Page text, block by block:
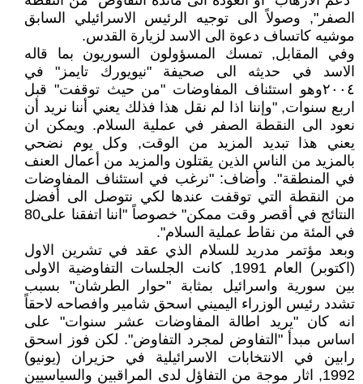
الصفر", وصولاً الى توجيه الرئيس الاسرائيلي السابق
موشيه كاتساف دعوة الى الاسد لزيارة القدس.
وفي المقابل, تمسك المسؤولون السوريون بما قاله
الاسد في حديثه الى صحيفة "نيويورك تايمز" في
٢٠٠٤وهو استئناف المفاوضات "من حيث توقفت" قبل
اربع سنوات, "وإننا اذا لم نقل هذا فذلك يعني أننا نريد أن
نعود الى النقطة الصفر في عملية السلام. ويمكن ان
يعني هذا تبديد المزيد من الوقت, وكل يوم نضحي
بالمزيد من الناس الذين يقتلون والمزيد من أعمال العنف
في المنطقة". وأضاف: "نرغب في استئناف المفاوضات
من النقطة التي توقفت عندها لكي نتوصل الى أفضل
النتائج في أقصر وقت ممكن" خصوصاً "اننا اتفقنا على80
في المئة من نقاط عملية السلام".
وبعد مؤتمر مدريد للسلام الذي عقد في تشرين الاول
(اكتوبر) العام 1991, كانت الجلسات التفاوضية الاولى
بين سورية واسرائيل بمثابة "حوار الطرشان" بسبب
تشدد رئيس الوزراء اليميني اسحق شامير وافصاحه لاحقاً
انه كان "يريد اطالة المفاوضات عشر سنوات" على
اساس مبدأ "التفاوض لمجرد التفاوض". لكن فوز اسحق
رابين في الانتخابات الاسرائيلية في حزيران (يونيو)
1992, اثار موجة من التفاؤل لدى المراقبين والسياسيين